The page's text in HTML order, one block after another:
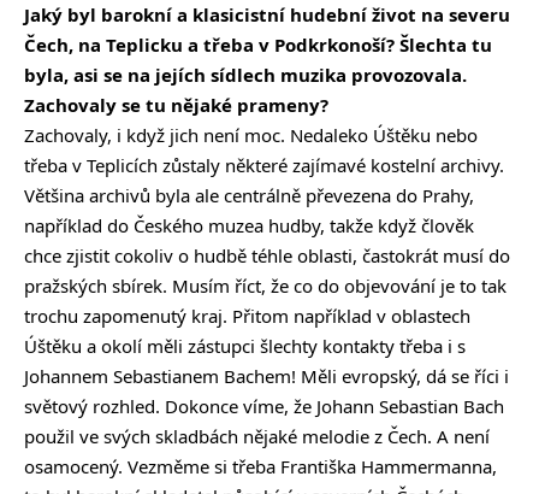
Jaký byl barokní a klasicistní hudební život na severu
Čech, na Teplicku a třeba v Podkrkonoší? Šlechta tu
byla, asi se na jejích sídlech muzika provozovala.
Zachovaly se tu nějaké prameny?
Zachovaly, i když jich není moc. Nedaleko Úštěku nebo
třeba v Teplicích zůstaly některé zajímavé kostelní archivy.
Většina archivů byla ale centrálně převezena do Prahy,
například do Českého muzea hudby, takže když člověk
chce zjistit cokoliv o hudbě téhle oblasti, častokrát musí do
pražských sbírek. Musím říct, že co do objevování je to tak
trochu zapomenutý kraj. Přitom například v oblastech
Úštěku a okolí měli zástupci šlechty kontakty třeba i s
Johannem Sebastianem Bachem! Měli evropský, dá se říci i
světový rozhled. Dokonce víme, že Johann Sebastian Bach
použil ve svých skladbách nějaké melodie z Čech. A není
osamocený. Vezměme si třeba Františka Hammermanna,